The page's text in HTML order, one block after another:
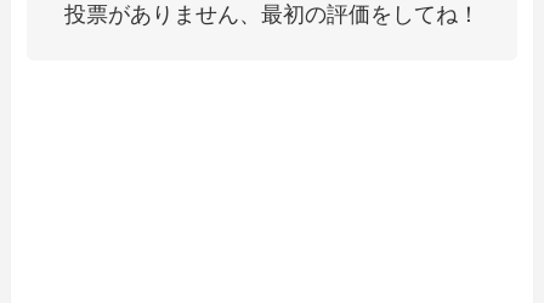
投票がありません、最初の評価をしてね！